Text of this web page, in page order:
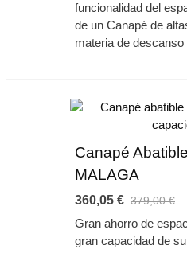
funcionalidad del
de un Canapé de
materia de descanso
Canapé
MALAGA
360,05 € 379,00 €
Gran ahorro de
gran capacidad de